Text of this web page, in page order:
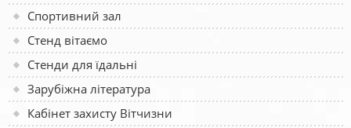
Спортивний зал
Стенд вітаємо
Стенди для їдальні
Зарубіжна література
Кабінет захисту Вітчизни